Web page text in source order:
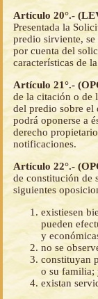
Artículo 20°.-
Presentada la
predio sirviente,
por cuenta del
características de
Artículo 21°.-
de la citación o de
del predio sobre el
podrá oponerse a
derecho
notificaciones.
Artículo 22°.-
de constitución de
siguientes
existiesen
pueden
y
no se
constituyan
o su familia;
existan